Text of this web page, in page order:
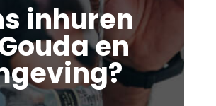
inhuren
en